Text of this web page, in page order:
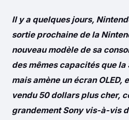
Il y a quelques jours,
sortie prochaine de la
nouveau modèle de sa
des mêmes capacités que
mais amène un écran OLED,
vendu 50 dollars plus cher,
grandement Sony vis-à-vis